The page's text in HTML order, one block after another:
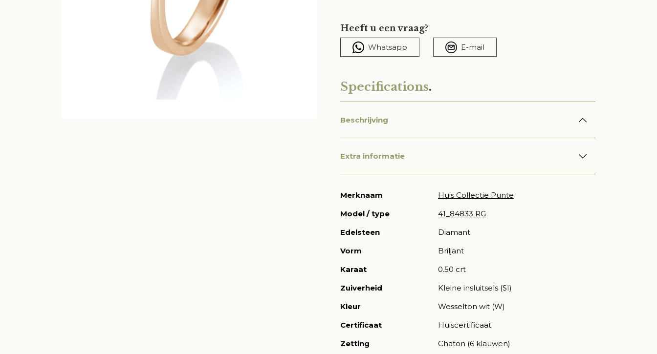
Heeft u een vraag?
Whatsapp E-mail
Specifications.
Beschrijving
Extra informatie
Merknaam
Huis Collectie Punte
Model / type
41_84833 RG
Edelsteen
Diamant
Vorm
Briljant
Karaat
0.50 crt
Zuiverheid
Kleine insluitsels (SI)
Kleur
Wesselton wit (W)
Certificaat
Huiscertificaat
Zetting
Chaton (6 klauwen)